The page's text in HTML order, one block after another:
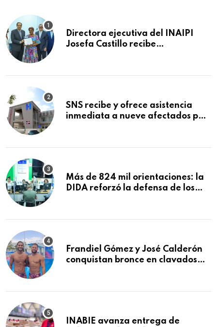
Directora ejecutiva del INAIPI
Josefa Castillo recibe
SNS recibe y ofrece asistencia
inmediata a nueve afectados por
Macorís
Más de 824 mil orientaciones: la
DIDA reforzó la defensa de los
Frandiel Gómez y José Calderón
conquistan bronce en clavados
INABIE avanza entrega de